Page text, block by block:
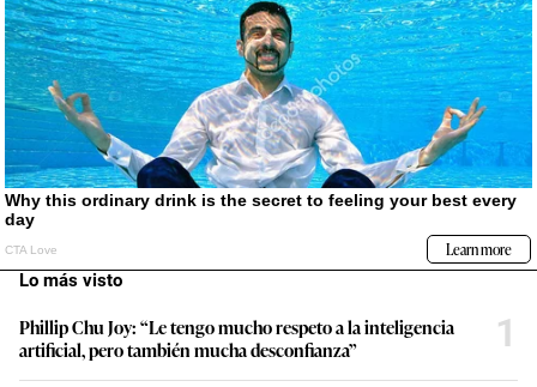
Lo más visto
Phillip Chu Joy: “Le tengo mucho respeto a la inteligencia
artificial, pero también mucha desconfianza”
1